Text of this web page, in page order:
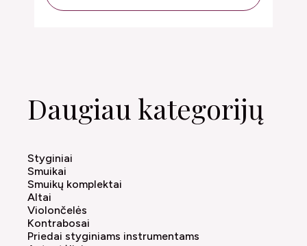
Daugiau kategorijų
Styginiai
Smuikai
Smuikų komplektai
Altai
Violončelės
Kontrabosai
Priedai styginiams instrumentams